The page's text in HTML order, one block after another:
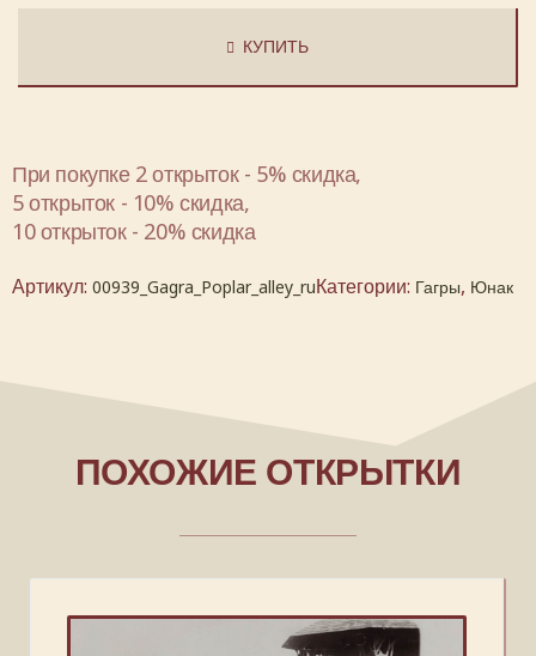
КУПИТЬ
При покупке 2 открыток - 5% скидка,
5 открыток - 10% скидка,
10 открыток - 20% скидка
Артикул: 00939_Gagra_Poplar_alley_ruКатегории: Гагры, Юнак
ПОХОЖИЕ ОТКРЫТКИ